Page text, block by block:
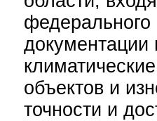
федерального
документации
объектов и
точности и